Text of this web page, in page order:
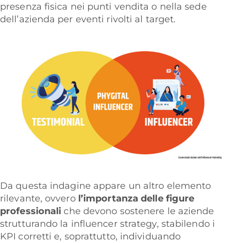
presenza fisica nei punti vendita o nella sede
dell’azienda per eventi rivolti al target.
Da questa indagine appare un altro elemento
rilevante, ovvero l’importanza delle figure
professionali che devono sostenere le aziende
strutturando la influencer strategy, stabilendo i
KPI corretti e, soprattutto, individuando